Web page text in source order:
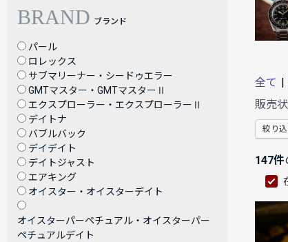
BRAND ブランド
パール
ロレックス
サブマリーナー・シードゥエラー
GMTマスター・GMTマスターⅡ
エクスプローラー・エクスプローラーⅡ
デイトナ
バブルバック
デイデイト
デイトジャスト
エアキング
オイスター・オイスターデイト
オイスターパーペチュアル・オイスターパー
ペチュアルデイト
全て |
販売
絞り
147件